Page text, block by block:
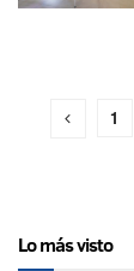
1
Lo más visto